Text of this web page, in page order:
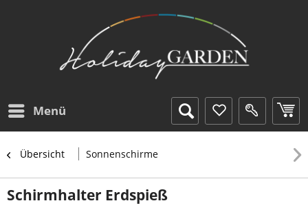
Menü
Übersicht Sonnenschirme
Schirmhalter Erdspieß